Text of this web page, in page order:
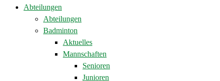
Abteilungen
Abteilungen
Badminton
Aktuelles
Mannschaften
Senioren
Junioren